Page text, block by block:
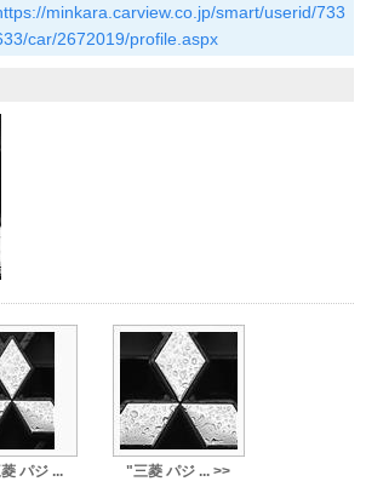
minkara.carview.co.jp/smart/userid/733
car/2672019/profile.aspx
パジ ... "三菱 パジ ... >>